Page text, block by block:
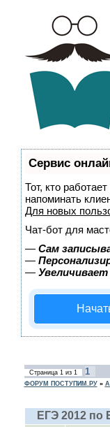
Сервис
Тот, кто
напоминать
Для новых
Чат-бот для
— Сам
—
—
Страница 1из 1 1
ФОРУМ ПОСТУПИМ.РУ»
ЕГЭ 2012